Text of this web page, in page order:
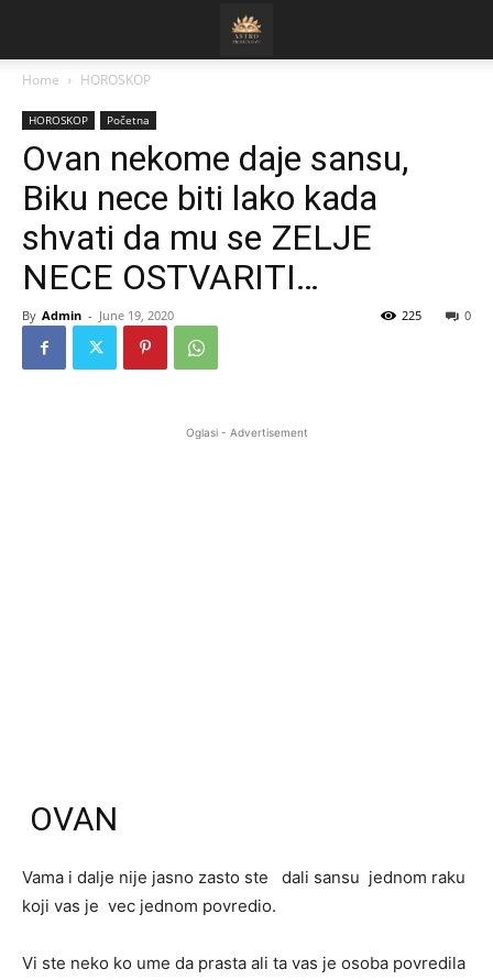
Home HOROSKOP
HOROSKOP Početna
Ovan nekome daje sansu,
Biku nece biti lako kada
shvati da mu se ZELJE
NECE OSTVARITI…
By Admin - June 19, 2020 0
225
Oglasi - Advertisement
OVAN
Vama i dalje nije jasno zasto ste dali sansu jednom raku
koji vas je vec jednom povredio.
Vi ste neko ko ume da prasta ali ta vas je osoba povredila